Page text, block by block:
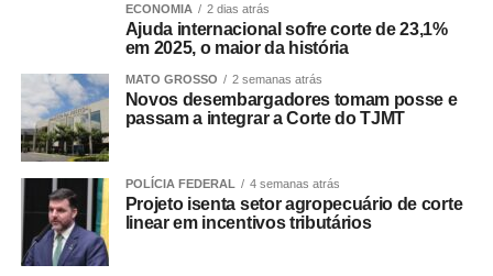
ECONOMIA 2 dias atrás
Ajuda internacional sofre corte de 23,1%
em 2025, o maior da história
MATO GROSSO 2 semanas atrás
Novos desembargadores tomam posse e
passam a integrar a Corte do TJMT
POLÍCIA FEDERAL 4 semanas atrás
Projeto isenta setor agropecuário de corte
linear em incentivos tributários